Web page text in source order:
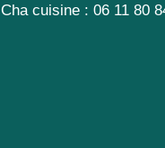
Cha cuisine : 06 11 80